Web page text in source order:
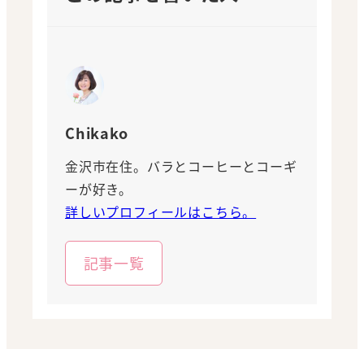
Chikako
金沢市在住。バラとコーヒーとコーギ
ーが好き。
詳しいプロフィールはこちら。
記事一覧